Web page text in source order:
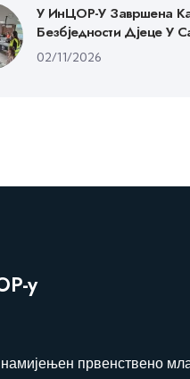
У ИнЦОР-У Завршена
Безбједности Дјеце У
02/11/2026
у
првенствено